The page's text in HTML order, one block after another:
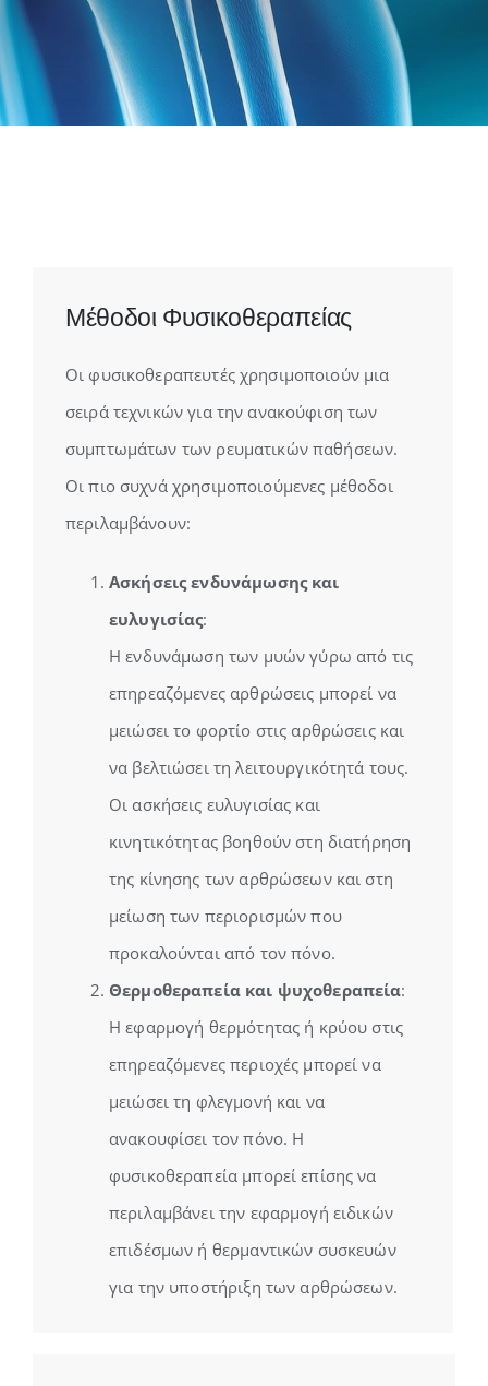
Μέθοδοι Φυσικοθεραπείας
Οι φυσικοθεραπευτές χρησιμοποιούν μια
σειρά τεχνικών για την ανακούφιση των
συμπτωμάτων των ρευματικών παθήσεων.
Οι πιο συχνά χρησιμοποιούμενες μέθοδοι
περιλαμβάνουν:
Ασκήσεις ενδυνάμωσης και
ευλυγισίας:
Η ενδυνάμωση των μυών γύρω από τις
επηρεαζόμενες αρθρώσεις μπορεί να
μειώσει το φορτίο στις αρθρώσεις και
να βελτιώσει τη λειτουργικότητά τους.
Οι ασκήσεις ευλυγισίας και
κινητικότητας βοηθούν στη διατήρηση
της κίνησης των αρθρώσεων και στη
μείωση των περιορισμών που
προκαλούνται από τον πόνο.
Θερμοθεραπεία και ψυχοθεραπεία:
Η εφαρμογή θερμότητας ή κρύου στις
επηρεαζόμενες περιοχές μπορεί να
μειώσει τη φλεγμονή και να
ανακουφίσει τον πόνο. Η
φυσικοθεραπεία μπορεί επίσης να
περιλαμβάνει την εφαρμογή ειδικών
επιδέσμων ή θερμαντικών συσκευών
για την υποστήριξη των αρθρώσεων.